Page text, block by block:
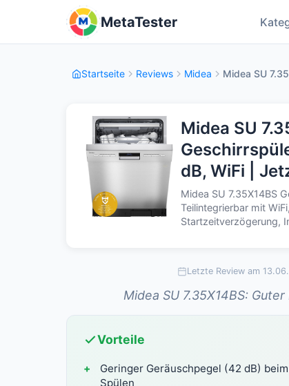
MetaTester
Startseite Reviews Midea Midea SU
Midea SU
dB, WiFi |
Midea SU 7.35X14BS
Teilintegrierbar mit
Startzeitverzögerung,
Letzte Review am
Midea SU 7.35X14BS:
Vorteile
Geringer Geräuschpegel (42 dB) beim
Spülen